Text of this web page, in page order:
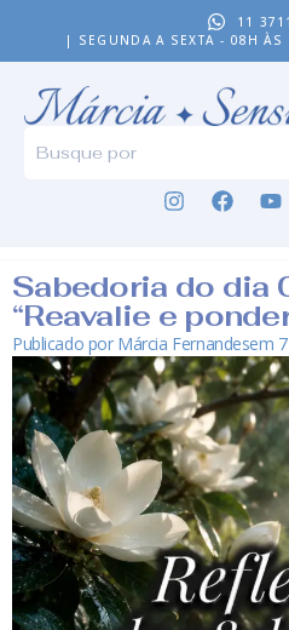
11
| SEGUNDA A SEXTA - 08H
Sabedoria do dia
“Reavalie e
Publicado porMárcia Fernandesem